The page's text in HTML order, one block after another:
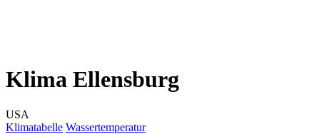
Klima Ellensburg
USA
Klimatabelle Wassertemperatur